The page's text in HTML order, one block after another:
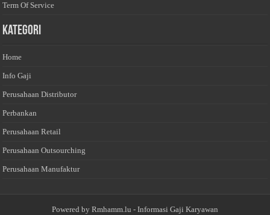
Term Of Service
Kategori
Home
Info Gaji
Perusahaan Distributor
Perbankan
Perusahaan Retail
Perusahaan Outsourching
Perusahaan Manufaktur
Powered by Rmhamm.lu - Informasi Gaji Karyawan